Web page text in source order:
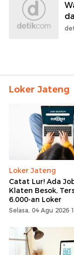
Loker Jateng
Loker Jateng
Catat Lur! Ada
Klaten Besok,
6.000-an Loker
Selasa, 04 Agu 2026